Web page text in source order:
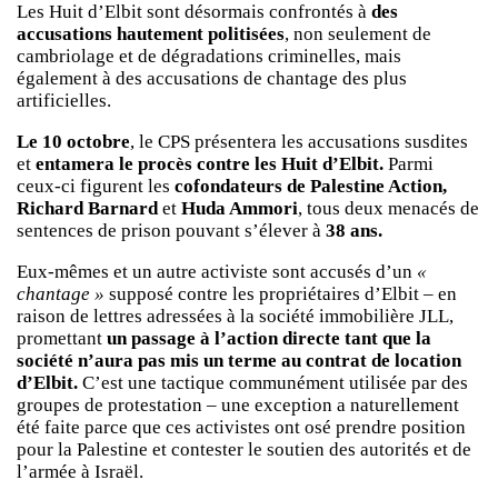
Les Huit d’Elbit sont désormais confrontés à des
accusations hautement politisées, non seulement de
cambriolage et de dégradations criminelles, mais
également à des accusations de chantage des plus
artificielles.
Le 10 octobre, le CPS présentera les accusations susdites
et entamera le procès contre les Huit d’Elbit. Parmi
ceux-ci figurent les cofondateurs de Palestine Action,
Richard Barnardet Huda Ammori, tous deux menacés de
sentences de prison pouvant s’élever à 38 ans.
Eux-mêmes et un autre activiste sont accusés d’un «
chantage » supposé contre les propriétaires d’Elbit – en
raison de lettres adressées à la société immobilière JLL,
promettant un passage à l’action directe tant que la
société n’aura pas mis un terme au contrat de location
d’Elbit. C’est une tactique communément utilisée par des
groupes de protestation – une exception a naturellement
été faite parce que ces activistes ont osé prendre position
pour la Palestine et contester le soutien des autorités et de
l’armée à Israël.